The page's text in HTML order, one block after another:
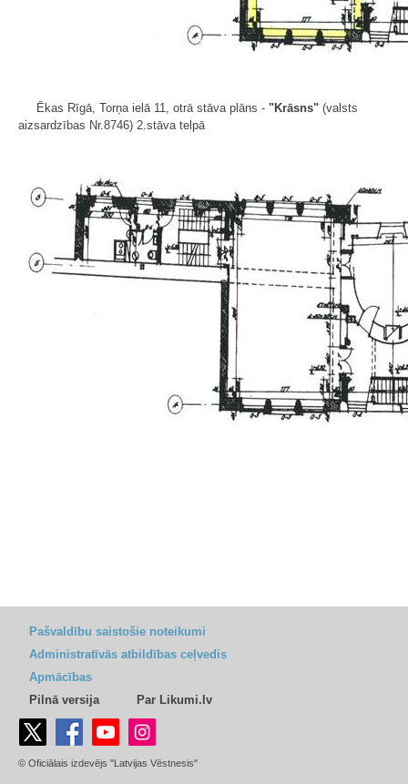
Ēkas Rīgā, Torņa ielā 11, otrā stāva plāns - "Krāsns" (valsts
aizsardzības Nr.8746) 2.stāva telpā
Pašvaldību saistošie noteikumi
Administratīvās atbildības ceļvedis
Apmācības
Pilnā versija
Par Likumi.lv
© Oficiālais izdevējs "Latvijas Vēstnesis"